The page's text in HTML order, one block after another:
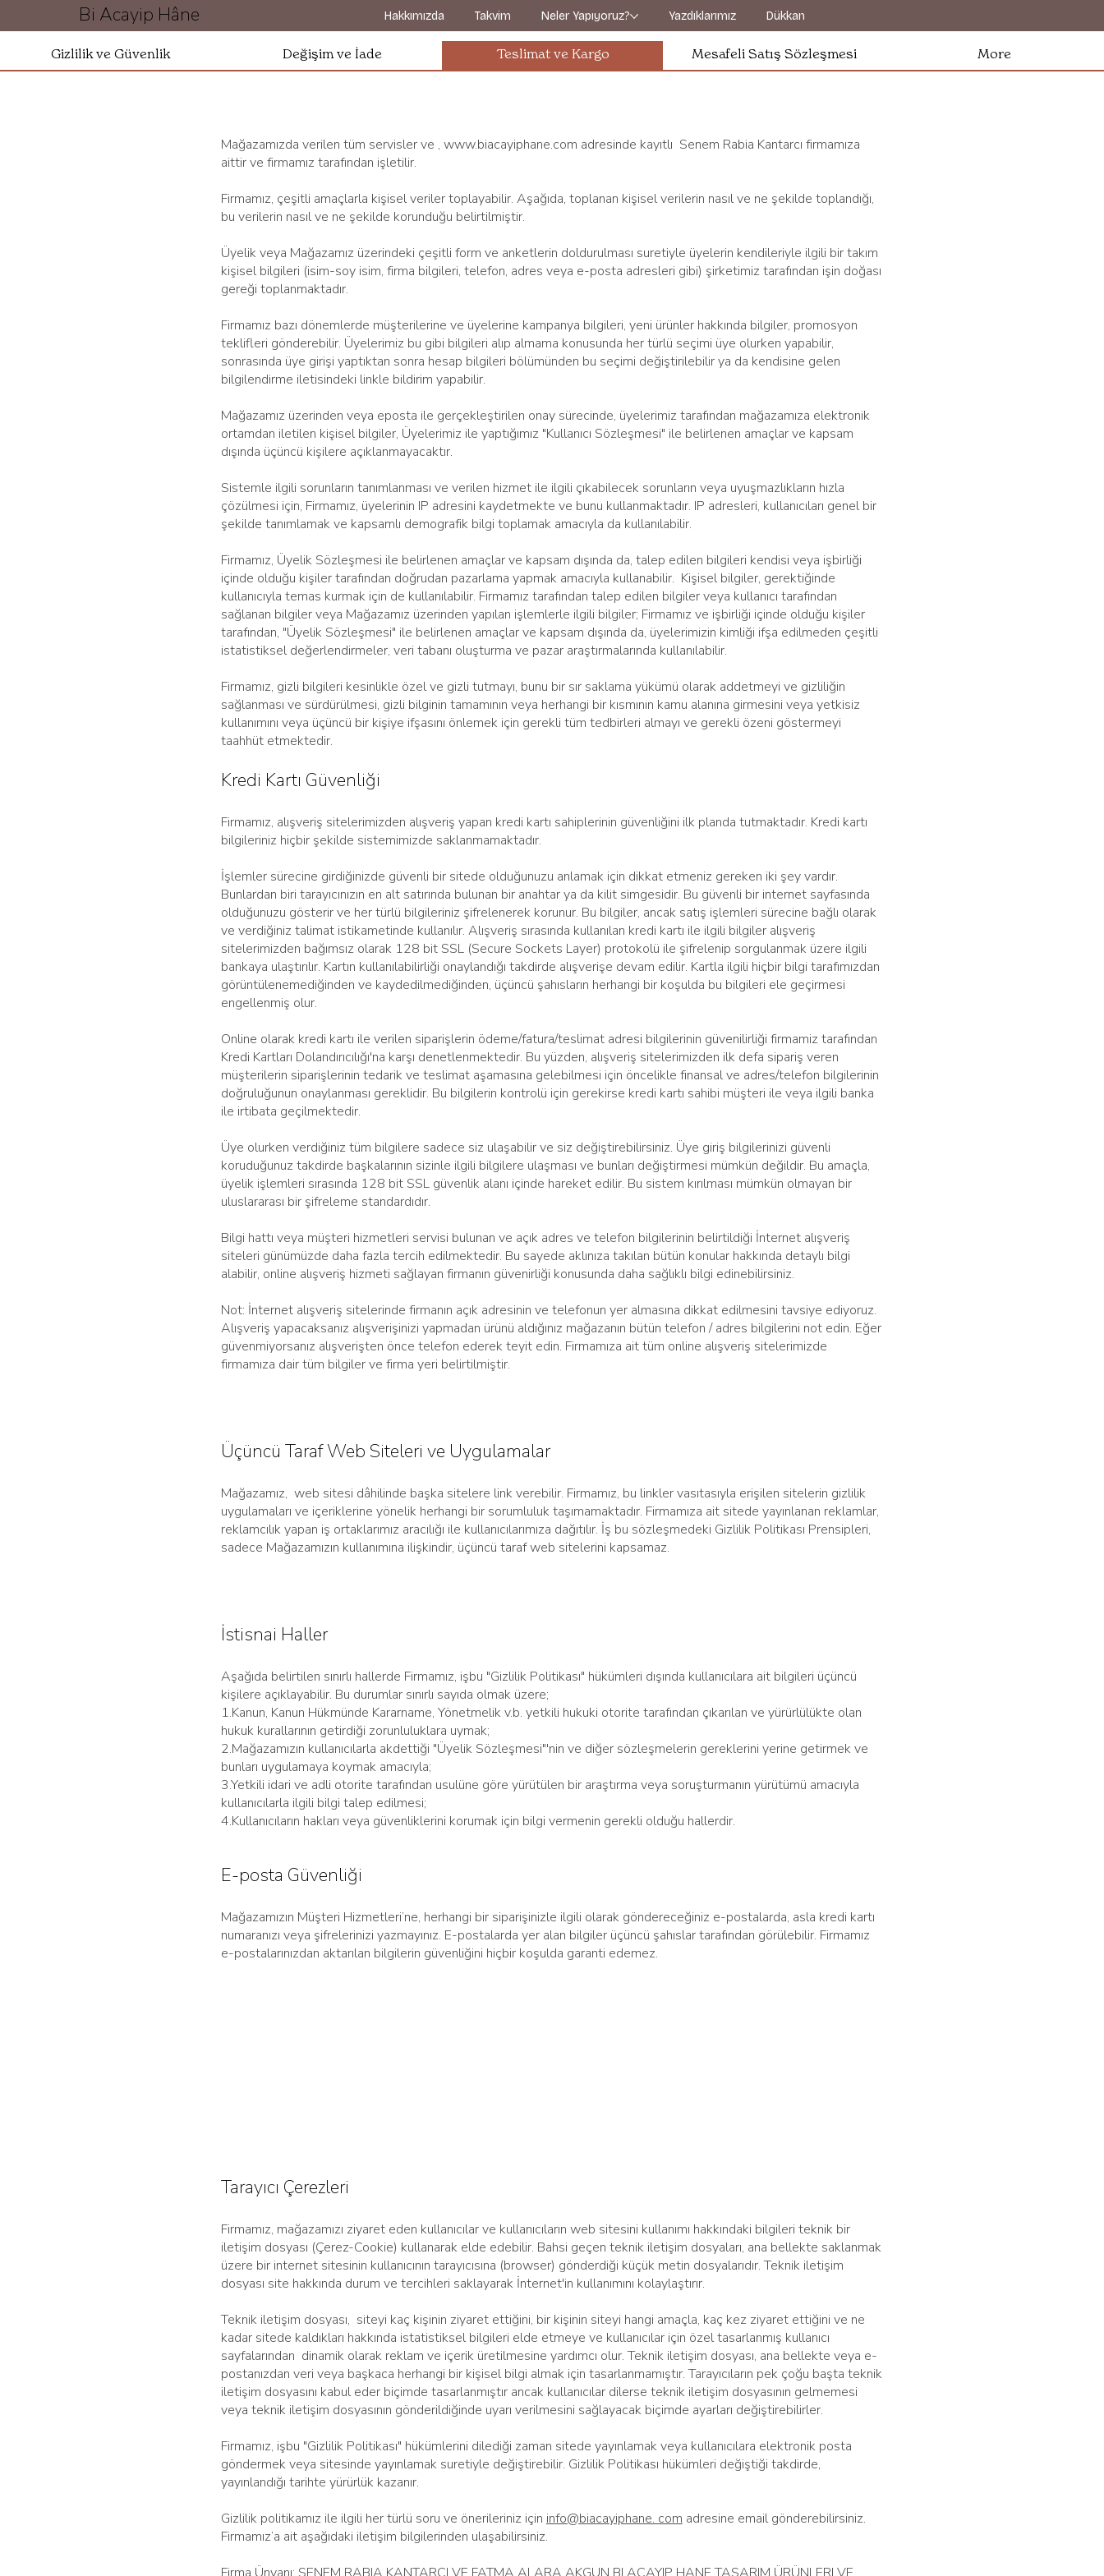
Bi Acayip Hâne Hakkımızda Takvim Neler Yapıyoruz? Yazdıklarımız Dükkan
Kredi Kartı Güvenliği
Firmamız, alışveriş sitelerimizden alışveriş yapan kredi kartı sahiplerinin güvenliğini ilk planda tutmaktadır. Kredi kartı
bilgileriniz hiçbir şekilde sistemimizde saklanmamaktadır.
İşlemler sürecine girdiğinizde güvenli bir sitede olduğunuzu anlamak için dikkat etmeniz gereken iki şey vardır.
Bunlardan biri tarayıcınızın en alt satırında bulunan bir anahtar ya da kilit simgesidir. Bu güvenli bir internet sayfasında
olduğunuzu gösterir ve her türlü bilgileriniz şifrelenerek korunur. Bu bilgiler, ancak satış işlemleri sürecine bağlı olarak
ve verdiğiniz talimat istikametinde kullanılır. Alışveriş sırasında kullanılan kredi kartı ile ilgili bilgiler alışveriş
sitelerimizden bağımsız olarak 128 bit SSL (Secure Sockets Layer) protokolü ile şifrelenip sorgulanmak üzere ilgili
bankaya ulaştırılır. Kartın kullanılabilirliği onaylandığı takdirde alışverişe devam edilir. Kartla ilgili hiçbir bilgi tarafımızdan
görüntülenemediğinden ve kaydedilmediğinden, üçüncü şahısların herhangi bir koşulda bu bilgileri ele geçirmesi
engellenmiş olur.
Online olarak kredi kartı ile verilen siparişlerin ödeme/fatura/teslimat adresi bilgilerinin güvenilirliği firmamiz tarafından
Kredi Kartları Dolandırıcılığı'na karşı denetlenmektedir. Bu yüzden, alışveriş sitelerimizden ilk defa sipariş veren
müşterilerin siparişlerinin tedarik ve teslimat aşamasına gelebilmesi için öncelikle finansal ve adres/telefon bilgilerinin
doğruluğunun onaylanması gereklidir. Bu bilgilerin kontrolü için gerekirse kredi kartı sahibi müşteri ile veya ilgili banka
ile irtibata geçilmektedir.
Üye olurken verdiğiniz tüm bilgilere sadece siz ulaşabilir ve siz değiştirebilirsiniz. Üye giriş bilgilerinizi güvenli
koruduğunuz takdirde başkalarının sizinle ilgili bilgilere ulaşması ve bunları değiştirmesi mümkün değildir. Bu amaçla,
üyelik işlemleri sırasında 128 bit SSL güvenlik alanı içinde hareket edilir. Bu sistem kırılması mümkün olmayan bir
uluslararası bir şifreleme standardıdır.
Bilgi hattı veya müşteri hizmetleri servisi bulunan ve açık adres ve telefon bilgilerinin belirtildiği İnternet alışveriş
siteleri günümüzde daha fazla tercih edilmektedir. Bu sayede aklınıza takılan bütün konular hakkında detaylı bilgi
alabilir, online alışveriş hizmeti sağlayan firmanın güvenirliği konusunda daha sağlıklı bilgi edinebilirsiniz.
Not: İnternet alışveriş sitelerinde firmanın açık adresinin ve telefonun yer almasına dikkat edilmesini tavsiye ediyoruz.
Alışveriş yapacaksanız alışverişinizi yapmadan ürünü aldığınız mağazanın bütün telefon / adres bilgilerini not edin. Eğer
güvenmiyorsanız alışverişten önce telefon ederek teyit edin. Firmamıza ait tüm online alışveriş sitelerimizde
firmamıza dair tüm bilgiler ve firma yeri belirtilmiştir.
Üçüncü Taraf Web Siteleri ve Uygulamalar
Mağazamız, web sitesi dâhilinde başka sitelere link verebilir. Firmamız, bu linkler vasıtasıyla erişilen sitelerin gizlilik
uygulamaları ve içeriklerine yönelik herhangi bir sorumluluk taşımamaktadır. Firmamıza ait sitede yayınlanan reklamlar,
reklamcılık yapan iş ortaklarımız aracılığı ile kullanıcılarımıza dağıtılır. İş bu sözleşmedeki Gizlilik Politikası Prensipleri,
sadece Mağazamızın kullanımına ilişkindir, üçüncü taraf web sitelerini kapsamaz.
İstisnai Haller
Aşağıda belirtilen sınırlı hallerde Firmamız, işbu "Gizlilik Politikası" hükümleri dışında kullanıcılara ait bilgileri üçüncü
kişilere açıklayabilir. Bu durumlar sınırlı sayıda olmak üzere;
1.Kanun, Kanun Hükmünde Kararname, Yönetmelik v.b. yetkili hukuki otorite tarafından çıkarılan ve yürürlülükte olan
hukuk kurallarının getirdiği zorunluluklara uymak;
2.Mağazamızın kullanıcılarla akdettiği "Üyelik Sözleşmesi"'nin ve diğer sözleşmelerin gereklerini yerine getirmek ve
bunları uygulamaya koymak amacıyla;
3.Yetkili idari ve adli otorite tarafından usulüne göre yürütülen bir araştırma veya soruşturmanın yürütümü amacıyla
kullanıcılarla ilgili bilgi talep edilmesi;
4.Kullanıcıların hakları veya güvenliklerini korumak için bilgi vermenin gerekli olduğu hallerdir.
Mağazamızda verilen tüm servisler ve , www.biacayiphane.com adresinde kayıtlı Senem Rabia Kantarcı firmamıza
aittir ve firmamız tarafından işletilir.
Firmamız, çeşitli amaçlarla kişisel veriler toplayabilir. Aşağıda, toplanan kişisel verilerin nasıl ve ne şekilde toplandığı,
bu verilerin nasıl ve ne şekilde korunduğu belirtilmiştir.
Üyelik veya Mağazamız üzerindeki çeşitli form ve anketlerin doldurulması suretiyle üyelerin kendileriyle ilgili bir takım
kişisel bilgileri (isim-soy isim, firma bilgileri, telefon, adres veya e-posta adresleri gibi) şirketimiz tarafından işin doğası
gereği toplanmaktadır.
Firmamız bazı dönemlerde müşterilerine ve üyelerine kampanya bilgileri, yeni ürünler hakkında bilgiler, promosyon
teklifleri gönderebilir. Üyelerimiz bu gibi bilgileri alıp almama konusunda her türlü seçimi üye olurken yapabilir,
sonrasında üye girişi yaptıktan sonra hesap bilgileri bölümünden bu seçimi değiştirilebilir ya da kendisine gelen
bilgilendirme iletisindeki linkle bildirim yapabilir.
Mağazamız üzerinden veya eposta ile gerçekleştirilen onay sürecinde, üyelerimiz tarafından mağazamıza elektronik
ortamdan iletilen kişisel bilgiler, Üyelerimiz ile yaptığımız "Kullanıcı Sözleşmesi" ile belirlenen amaçlar ve kapsam
dışında üçüncü kişilere açıklanmayacaktır.
Sistemle ilgili sorunların tanımlanması ve verilen hizmet ile ilgili çıkabilecek sorunların veya uyuşmazlıkların hızla
çözülmesi için, Firmamız, üyelerinin IP adresini kaydetmekte ve bunu kullanmaktadır. IP adresleri, kullanıcıları genel bir
şekilde tanımlamak ve kapsamlı demografik bilgi toplamak amacıyla da kullanılabilir.
Firmamız, Üyelik Sözleşmesi ile belirlenen amaçlar ve kapsam dışında da, talep edilen bilgileri kendisi veya işbirliği
içinde olduğu kişiler tarafından doğrudan pazarlama yapmak amacıyla kullanabilir. Kişisel bilgiler, gerektiğinde
kullanıcıyla temas kurmak için de kullanılabilir. Firmamız tarafından talep edilen bilgiler veya kullanıcı tarafından
sağlanan bilgiler veya Mağazamız üzerinden yapılan işlemlerle ilgili bilgiler; Firmamız ve işbirliği içinde olduğu kişiler
tarafından, "Üyelik Sözleşmesi" ile belirlenen amaçlar ve kapsam dışında da, üyelerimizin kimliği ifşa edilmeden çeşitli
istatistiksel değerlendirmeler, veri tabanı oluşturma ve pazar araştırmalarında kullanılabilir.
Firmamız, gizli bilgileri kesinlikle özel ve gizli tutmayı, bunu bir sır saklama yükümü olarak addetmeyi ve gizliliğin
sağlanması ve sürdürülmesi, gizli bilginin tamamının veya herhangi bir kısmının kamu alanına girmesini veya yetkisiz
kullanımını veya üçüncü bir kişiye ifşasını önlemek için gerekli tüm tedbirleri almayı ve gerekli özeni göstermeyi
taahhüt etmektedir.
Tarayıcı Çerezleri
Firmamız, mağazamızı ziyaret eden kullanıcılar ve kullanıcıların web sitesini kullanımı hakkındaki bilgileri teknik bir
iletişim dosyası (Çerez-Cookie) kullanarak elde edebilir. Bahsi geçen teknik iletişim dosyaları, ana bellekte saklanmak
üzere bir internet sitesinin kullanıcının tarayıcısına (browser) gönderdiği küçük metin dosyalarıdır. Teknik iletişim
dosyası site hakkında durum ve tercihleri saklayarak İnternet'in kullanımını kolaylaştırır.
Teknik iletişim dosyası, siteyi kaç kişinin ziyaret ettiğini, bir kişinin siteyi hangi amaçla, kaç kez ziyaret ettiğini ve ne
kadar sitede kaldıkları hakkında istatistiksel bilgileri elde etmeye ve kullanıcılar için özel tasarlanmış kullanıcı
sayfalarından dinamik olarak reklam ve içerik üretilmesine yardımcı olur. Teknik iletişim dosyası, ana bellekte veya e-
postanızdan veri veya başkaca herhangi bir kişisel bilgi almak için tasarlanmamıştır. Tarayıcıların pek çoğu başta teknik
iletişim dosyasını kabul eder biçimde tasarlanmıştır ancak kullanıcılar dilerse teknik iletişim dosyasının gelmemesi
veya teknik iletişim dosyasının gönderildiğinde uyarı verilmesini sağlayacak biçimde ayarları değiştirebilirler.
Firmamız, işbu "Gizlilik Politikası" hükümlerini dilediği zaman sitede yayınlamak veya kullanıcılara elektronik posta
göndermek veya sitesinde yayınlamak suretiyle değiştirebilir. Gizlilik Politikası hükümleri değiştiği takdirde,
yayınlandığı tarihte yürürlük kazanır.
Gizlilik politikamız ile ilgili her türlü soru ve önerileriniz için info@biacayiphane. com adresine email gönderebilirsiniz.
Firmamız’a ait aşağıdaki iletişim bilgilerinden ulaşabilirsiniz.
E-posta Güvenliği
Mağazamızın Müşteri Hizmetleri’ne, herhangi bir siparişinizle ilgili olarak göndereceğiniz e-postalarda, asla kredi kartı
numaranızı veya şifrelerinizi yazmayınız. E-postalarda yer alan bilgiler üçüncü şahıslar tarafından görülebilir. Firmamız
e-postalarınızdan aktarılan bilgilerin güvenliğini hiçbir koşulda garanti edemez.
Gizlilik ve Güvenlik Değişim ve İade Teslimat ve Kargo Mesafeli Satış Sözleşmesi More